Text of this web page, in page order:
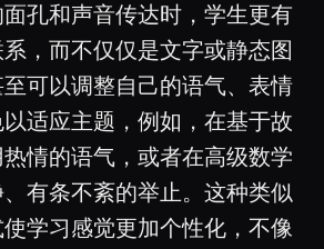
孔和声音传达时，学生更有
，而不仅仅是文字或静态图
可以调整自己的语气、表情
适应主题，例如，在基于故
情的语气，或者在高级数学
有条不紊的举止。这种类似
学习感觉更加个性化，不像